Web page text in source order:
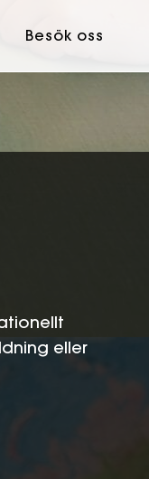
Besök oss
eller